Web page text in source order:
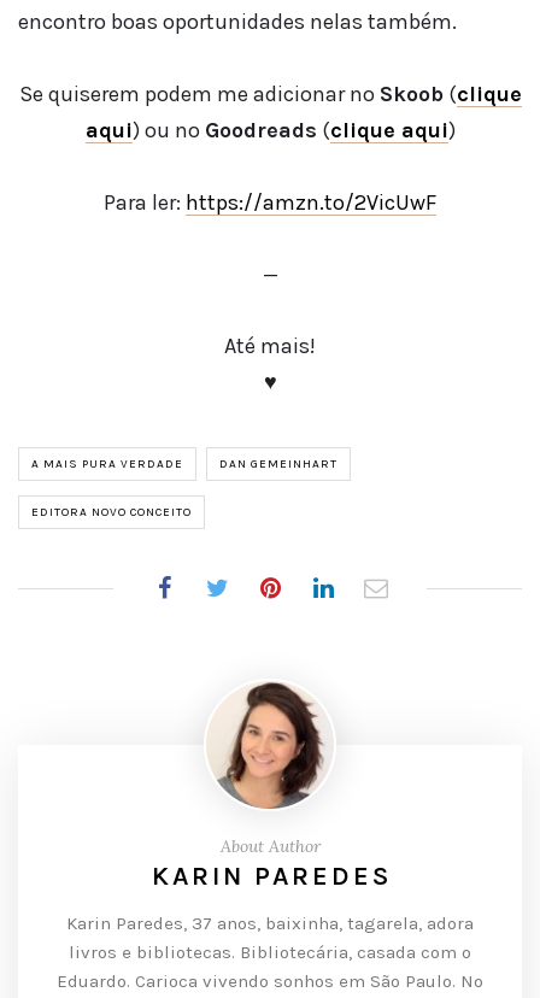
encontro boas oportunidades nelas também.
Se quiserem podem me adicionar no Skoob(clique
aqui) ou no Goodreads (clique aqui)
Para ler: https://amzn.to/2VicUwF
—
Até mais!
♥
A MAIS PURA VERDADE DAN GEMEINHART
EDITORA NOVO CONCEITO
About Author
KARIN PAREDES
Karin Paredes, 37 anos, baixinha, tagarela, adora
livros e bibliotecas. Bibliotecária, casada com o
Eduardo. Carioca vivendo sonhos em São Paulo. No